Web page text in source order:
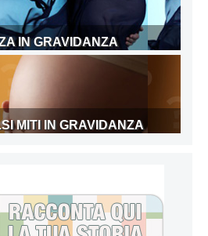
IN GRAVIDANZA
MITI IN GRAVIDANZA